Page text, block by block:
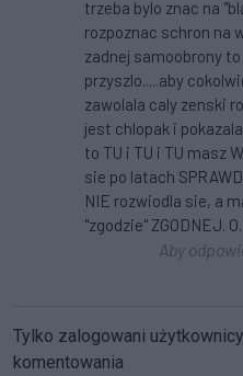
trzeba bylo znac na
rozpoznac schron na
zadnej samoobrony
przyszlo.....aby
zawolala caly zenski
jest chlopak i
to TU i TU i TU masz
sie po latach
NIE rozwiodla sie, a
"zgodzie" ZGODNEJ. O.
Aby
Tylko zalogowani
komentowania